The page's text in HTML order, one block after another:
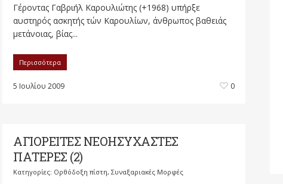
Γέροντας Γαβριήλ Καρουλιώτης (+1968) υπήρξε
αυστηρός ασκητής τών Καρουλίων, άνθρωπος βαθειάς
μετάνοιας, βίας...
Περισσότερα
5 Ιουλίου 2009 0
ΑΓΙΟΡΕΙΤΕΣ ΝΕΟΗΣΥΧΑΣΤΕΣ
ΠΑΤΕΡΕΣ (2)
Κατηγορίες: Ορθόδοξη πίστη, Συναξαριακές Μορφές